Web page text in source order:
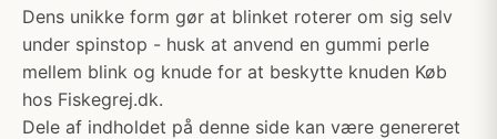
Dens unikke form gør at blinket roterer om sig selv
under spinstop - husk at anvend en gummi perle
mellem blink og knude for at beskytte knuden Køb
hos Fiskegrej.dk.
Dele af indholdet på denne side kan være genereret